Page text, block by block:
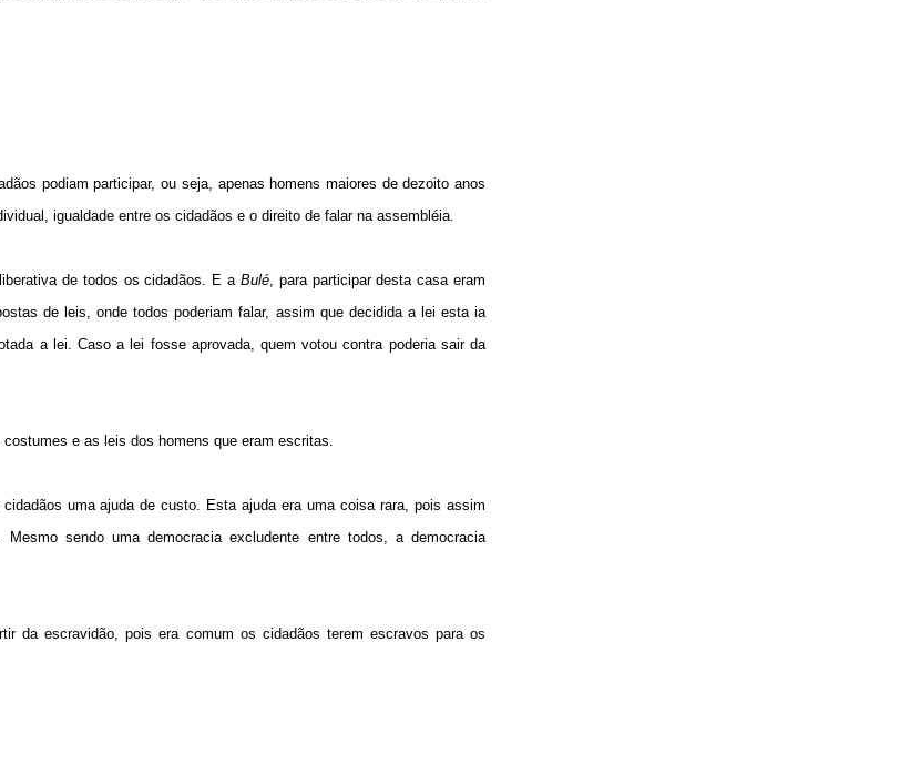
podiam participar, ou seja, apenas homens maiores de dezoito anos
igualdade entre os cidadãos e o direito de falar na assembléia.
de todos os cidadãos. E a Bulé, para participar desta casa eram
de leis, onde todos poderiam falar, assim que decidida a lei esta ia
a lei. Caso a lei fosse aprovada, quem votou contra poderia sair da
e as leis dos homens que eram escritas.
uma ajuda de custo. Esta ajuda era uma coisa rara, pois assim
sendo uma democracia excludente entre todos, a democracia
da escravidão, pois era comum os cidadãos terem escravos para os